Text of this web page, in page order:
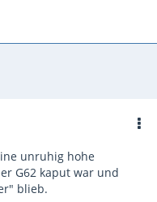
unruhig hohe
G62 kaput war und
blieb.